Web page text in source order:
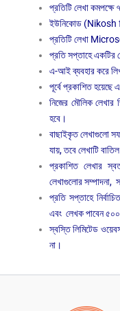
প্রতিটি লেখা কমপক্ষে
ইউনিকোড (Nikosh
প্রতিটি লেখা
প্রতি সপ্তাহে একটির
এ-আই ব্যবহার করে
পূর্বে প্রকাশিত হয়েছে
নিজের মৌলিক লেখার
হবে।
বাছাইকৃত লেখাগুলো
যায়, তবে লেখাটি
প্রকাশিত লেখার
লেখাগুলোর সম্পাদনা,
প্রতি সপ্তাহে
এবং লেখক পাবেন ৫০০
স্বস্তি লিমিটেড
না।